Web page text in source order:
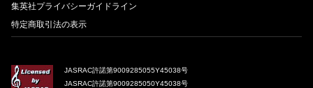
集英社プライバシーガイドライン
特定商取引法の表示
JASRAC許諾第9009285055Y45038号
JASRAC許諾第9009285050Y45038号